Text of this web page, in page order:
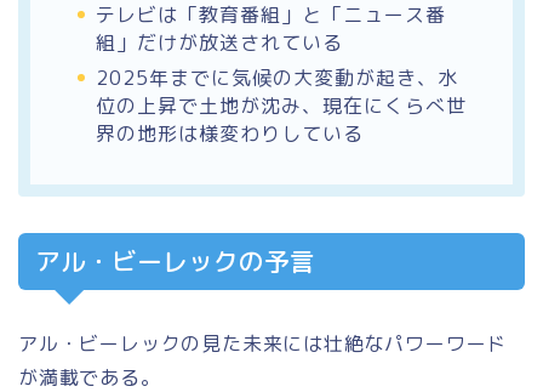
テレビは「教育番組」と「ニュース番
組」だけが放送されている
2025年までに気候の大変動が起き、水
位の上昇で土地が沈み、現在にくらべ世
界の地形は様変わりしている
アル・ビーレックの予言
アル・ビーレックの見た未来には壮絶なパワーワード
が満載である。